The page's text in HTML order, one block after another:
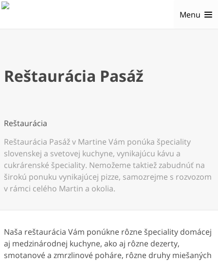
Menu
Reštaurácia Pasáž
Reštaurácia
Reštaurácia Pasáž v Martine Vám ponúka špeciality
slovenskej a svetovej kuchyne, vynikajúcu kávu a
cukrárenské špeciality. Nemožeme taktiež zabudnúť na
širokú ponuku vynikajúcej pizze, samozrejme s rozvozom
v rámci celého Martin a okolia.
Naša reštaurácia Vám ponúkne rôzne špeciality domácej
aj medzinárodnej kuchyne, ako aj rôzne dezerty,
smotanové a zmrzlinové poháre, rôzne druhy miešaných